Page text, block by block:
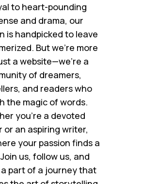
to heart-pounding
and drama, our
is handpicked to leave
But we’re more
a website—we’re a
of dreamers,
and readers who
the magic of words.
you’re a devoted
or an aspiring writer,
your passion finds a
us, follow us, and
part of a journey that